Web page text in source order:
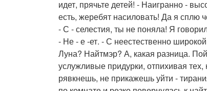
идет, прячьте детей! - Наигранно -
есть, жеребят насиловать! Да я сплю
- С - селестия, ты не поняла! Я
- Не - е -ет. - С неестественно
Луна? Найтмэр? А, какая разница.
услужливые придурки, отпихивая
рявкнешь, не прикажешь уйти -